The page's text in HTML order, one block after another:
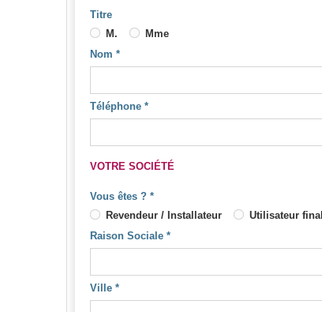
Titre
M.
Mme
Nom *
Téléphone *
VOTRE SOCIÉTÉ
Vous êtes ? *
Revendeur / Installateur
Utilisateur final
Raison Sociale *
Ville *